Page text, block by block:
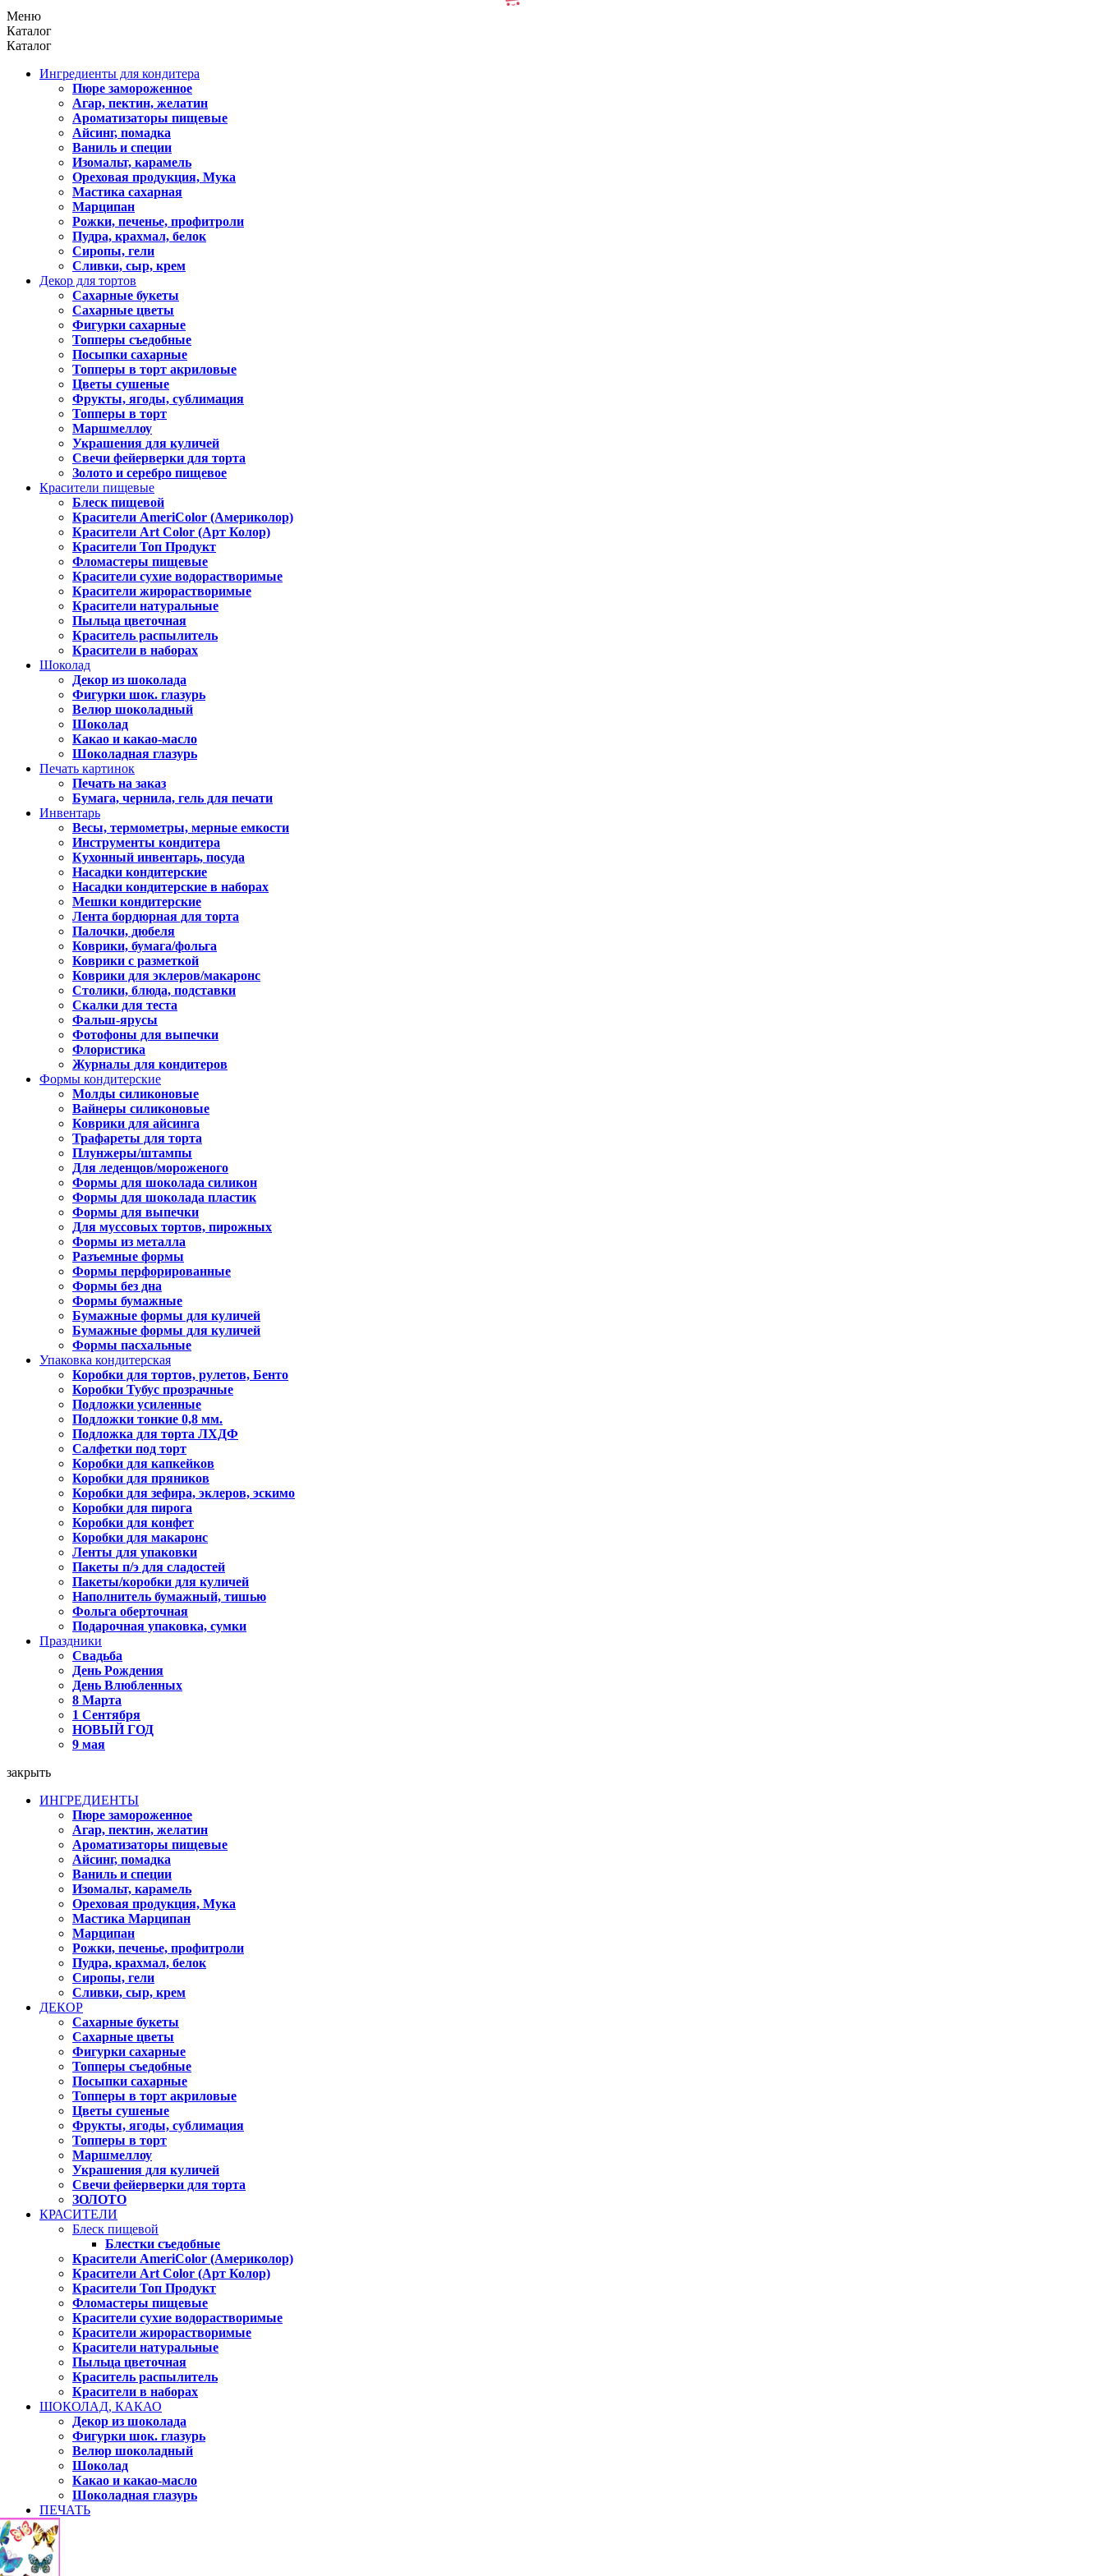
Меню
Каталог
Каталог
Ингредиенты для кондитера
Пюре замороженное
Агар, пектин, желатин
Ароматизаторы пищевые
Айсинг, помадка
Ваниль и специи
Изомальт, карамель
Ореховая продукция, Мука
Мастика сахарная
Марципан
Рожки, печенье, профитроли
Пудра, крахмал, белок
Сиропы, гели
Сливки, сыр, крем
Декор для тортов
Сахарные букеты
Сахарные цветы
Фигурки сахарные
Топперы съедобные
Посыпки сахарные
Топперы в торт акриловые
Цветы сушеные
Фрукты, ягоды, сублимация
Топперы в торт
Маршмеллоу
Украшения для куличей
Свечи фейерверки для торта
Золото и серебро пищевое
Красители пищевые
Блеск пищевой
Красители AmeriColor (Америколор)
Красители Art Color (Арт Колор)
Красители Топ Продукт
Фломастеры пищевые
Красители сухие водорастворимые
Красители жирорастворимые
Красители натуральные
Пыльца цветочная
Краситель распылитель
Красители в наборах
Шоколад
Декор из шоколада
Фигурки шок. глазурь
Велюр шоколадный
Шоколад
Какао и какао-масло
Шоколадная глазурь
Печать картинок
Печать на заказ
Бумага, чернила, гель для печати
Инвентарь
Весы, термометры, мерные емкости
Инструменты кондитера
Кухонный инвентарь, посуда
Насадки кондитерские
Насадки кондитерские в наборах
Мешки кондитерские
Лента бордюрная для торта
Палочки, дюбеля
Коврики, бумага/фольга
Коврики с разметкой
Коврики для эклеров/макаронс
Столики, блюда, подставки
Скалки для теста
Фальш-ярусы
Фотофоны для выпечки
Флористика
Журналы для кондитеров
Формы кондитерские
Молды силиконовые
Вайнеры силиконовые
Коврики для айсинга
Трафареты для торта
Плунжеры/штампы
Для леденцов/мороженого
Формы для шоколада силикон
Формы для шоколада пластик
Формы для выпечки
Для муссовых тортов, пирожных
Формы из металла
Разъемные формы
Формы перфорированные
Формы без дна
Формы бумажные
Бумажные формы для куличей
Бумажные формы для куличей
Формы пасхальные
Упаковка кондитерская
Коробки для тортов, рулетов, Бенто
Коробки Тубус прозрачные
Подложки усиленные
Подложки тонкие 0,8 мм.
Подложка для торта ЛХДФ
Салфетки под торт
Коробки для капкейков
Коробки для пряников
Коробки для зефира, эклеров, эскимо
Коробки для пирога
Коробки для конфет
Коробки для макаронс
Ленты для упаковки
Пакеты п/э для сладостей
Пакеты/коробки для куличей
Наполнитель бумажный, тишью
Фольга оберточная
Подарочная упаковка, сумки
Праздники
Свадьба
День Рождения
День Влюбленных
8 Марта
1 Сентября
НОВЫЙ ГОД
9 мая
закрыть
ИНГРЕДИЕНТЫ
Пюре замороженное
Агар, пектин, желатин
Ароматизаторы пищевые
Айсинг, помадка
Ваниль и специи
Изомальт, карамель
Ореховая продукция, Мука
Мастика Марципан
Марципан
Рожки, печенье, профитроли
Пудра, крахмал, белок
Сиропы, гели
Сливки, сыр, крем
ДЕКОР
Сахарные букеты
Сахарные цветы
Фигурки сахарные
Топперы съедобные
Посыпки сахарные
Топперы в торт акриловые
Цветы сушеные
Фрукты, ягоды, сублимация
Топперы в торт
Маршмеллоу
Украшения для куличей
Свечи фейерверки для торта
ЗОЛОТО
КРАСИТЕЛИ
Блеск пищевой
Блестки съедобные
Красители AmeriColor (Америколор)
Красители Art Color (Арт Колор)
Красители Топ Продукт
Фломастеры пищевые
Красители сухие водорастворимые
Красители жирорастворимые
Красители натуральные
Пыльца цветочная
Краситель распылитель
Красители в наборах
ШОКОЛАД, КАКАО
Декор из шоколада
Фигурки шок. глазурь
Велюр шоколадный
Шоколад
Какао и какао-масло
Шоколадная глазурь
ПЕЧАТЬ